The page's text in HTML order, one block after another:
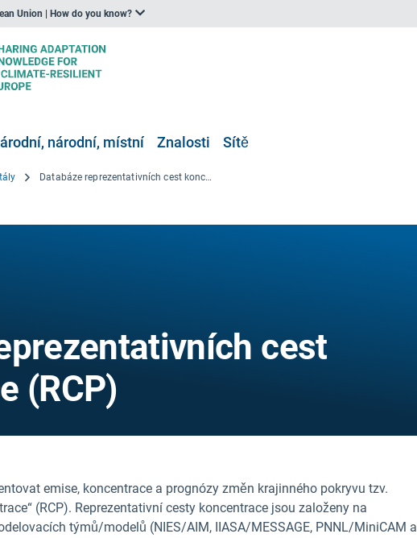
Union | How do you know?
národní, místní Znalosti Sítě
Databáze reprezentativních cest koncentrace (RCP)
cest
(RCP)
emise, koncentrace a prognózy změn krajinného pokryvu tzv.
(RCP). Reprezentativní cesty koncentrace jsou založeny na
týmů/modelů (NIES/AIM, IIASA/MESSAGE, PNNL/MiniCAM a